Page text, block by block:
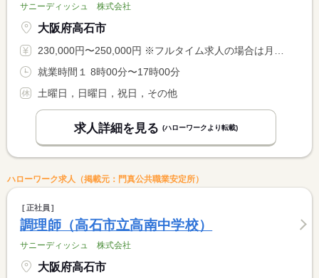
サニーディッシュ 株式会社
大阪府高石市
230,000円〜250,000円 ※フルタイム求人の場合は月額（換算額）、パート求人の場合は時間額を表示しています。
就業時間１ 8時00分〜17時00分
土曜日，日曜日，祝日，その他
求人詳細を見る (ハローワークより転載)
ハローワーク求人（掲載元：門真公共職業安定所）
正社員
調理師（高石市立高南中学校）
サニーディッシュ 株式会社
大阪府高石市